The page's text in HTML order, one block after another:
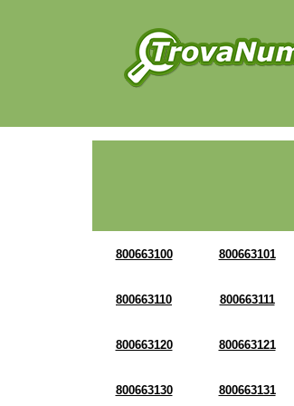
800663100 800663101
800663110 800663111
800663120 800663121
800663130 800663131